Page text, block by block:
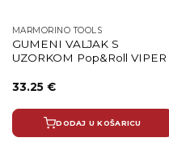
MARMORINO TOOLS
GUMENI VALJAK S
UZORKOM Pop&Roll VIPER
33.25 €
DODAJ U KOŠARICU